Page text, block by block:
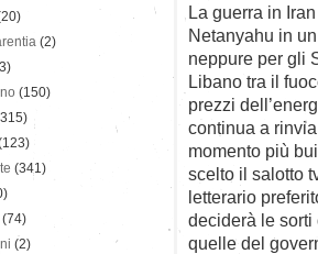
La guerra in
Netanyahu in
neppure per gli
Libano tra il
prezzi
continua a
momento più
scelto il salotto
letterario
deciderà le sorti
quelle del
(2)
(150)
(341)
(74)
(2)